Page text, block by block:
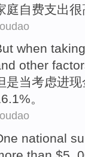
庭自费支出很
when
other
是当考虑进现
。
national